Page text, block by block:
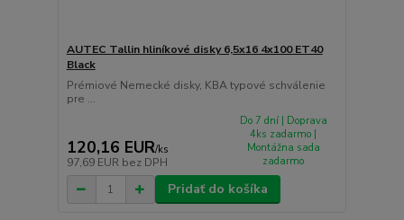
AUTEC Tallin hliníkové disky 6,5x16 4x100 ET40
Black
Prémiové Nemecké disky, KBA typové schválenie
pre ...
120,16 EUR/ks
97,69 EUR bez DPH
Do 7 dní | Doprava
4ks zadarmo |
Montážna sada
zadarmo
Pridať do košíka